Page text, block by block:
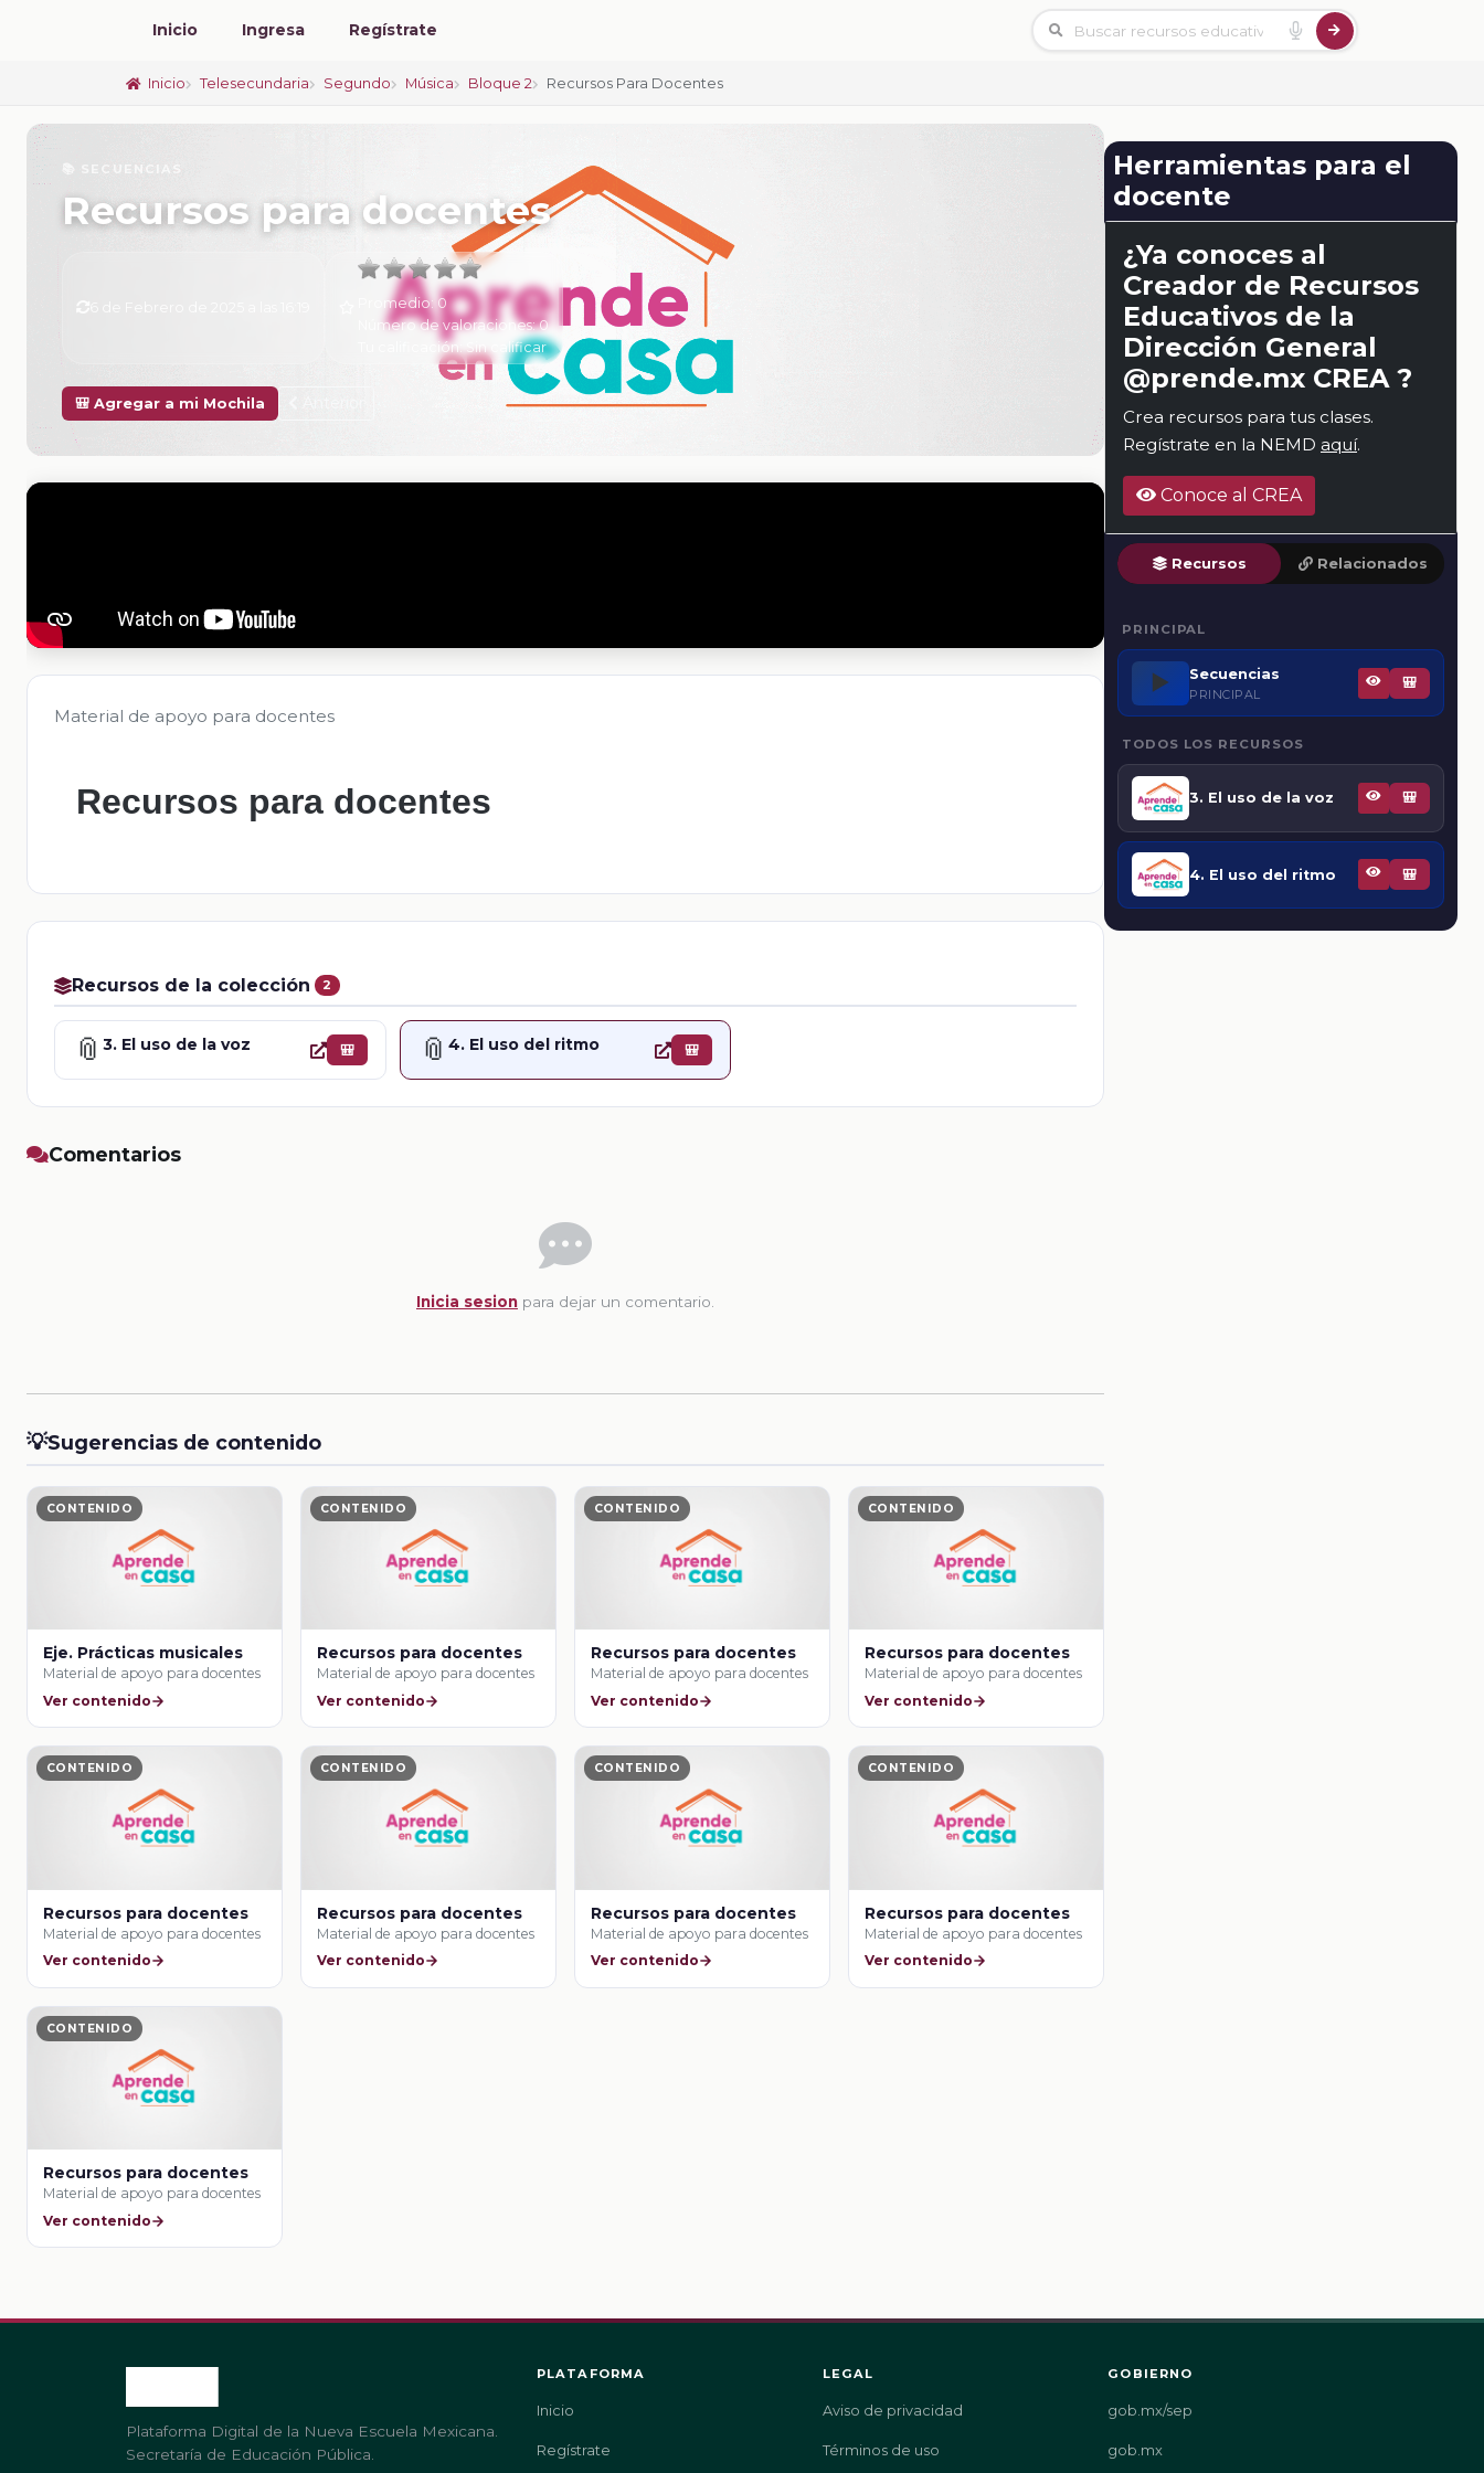
Inicio Ingresa Regístrate
Inicio Telesecundaria Segundo Música Bloque 2 Recursos Para Docentes
📚 SECUENCIAS
Recursos para docentes
Promedio: 0
Número de valoraciones:0
Tu calificación:Sin calificar
🎒 Agregar a mi Mochila
Material de apoyo para docentes
Recursos para docentes
Recursos de la colección 2
📎 3. El uso de la voz 🎒 📎 4. El uso del ritmo 🎒
Comentarios
Inicia sesion para dejar un comentario.
💡Sugerencias de contenido
CONTENIDO
Eje. Prácticas musicales
Material de apoyo para docentes
Ver contenido
CONTENIDO
Recursos para docentes
Material de apoyo para docentes
Ver contenido
CONTENIDO
Recursos para docentes
Material de apoyo para docentes
Ver contenido
CONTENIDO
Recursos para docentes
Material de apoyo para docentes
Ver contenido
CONTENIDO
Recursos para docentes
Material de apoyo para docentes
Ver contenido
CONTENIDO
Recursos para docentes
Material de apoyo para docentes
Ver contenido
CONTENIDO
Recursos para docentes
Material de apoyo para docentes
Ver contenido
CONTENIDO
Recursos para docentes
Material de apoyo para docentes
Ver contenido
CONTENIDO
Recursos para docentes
Material de apoyo para docentes
Ver contenido
Herramientas para el
docente
¿Ya conoces al
Creador de Recursos
Educativos de la
Dirección General
@prende.mx CREA ?
Crea recursos para tus clases.
Regístrate en la NEMD aquí.
Conoce al CREA
Recursos Relacionados
PRINCIPAL
▶️ Secuencias
PRINCIPAL
🎒
TODOS LOS RECURSOS
3. El uso de la voz 🎒
4. El uso del ritmo 🎒
Plataforma Digital de la Nueva Escuela Mexicana.
Secretaría de Educación Pública.
PLATAFORMA
Inicio
Regístrate
LEGAL
Aviso de privacidad
Términos de uso
GOBIERNO
gob.mx/sep
gob.mx